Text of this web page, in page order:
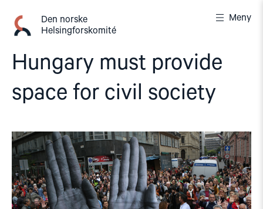
innhold
Den norske
Helsingforskomité
Meny
Hungary must provide
space for civil society